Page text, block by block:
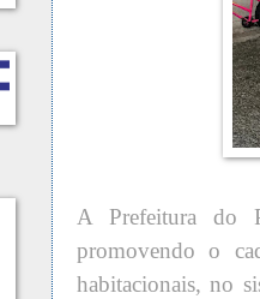
A Prefeitura do
promovendo o
habitacionais, no